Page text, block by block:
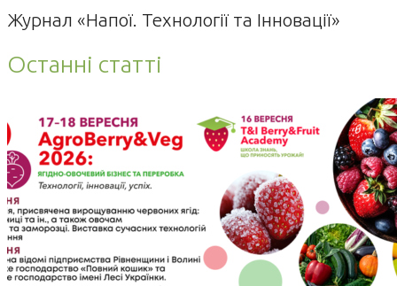
Журнал «Напої. Технології та Інновації»
Останні статті